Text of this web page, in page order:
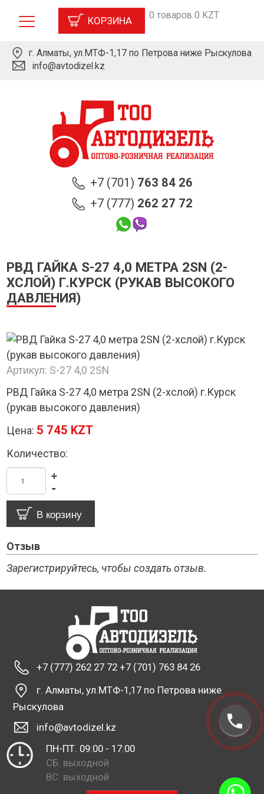
КОРЗИНА 0 товаров 0 KZT
г. Алматы, ул.МТФ-1,17 по Петрова ниже Рыскулова
info@avtodizel.kz
+7 (701) 763 84 26
+7 (777) 262 27 72
РВД ГАЙКА S-27 4,0 МЕТРА 2SN (2-
ХСЛОЙ) Г.КУРСК (РУКАВ ВЫСОКОГО
ДАВЛЕНИЯ)
Артикул: S-27 4,0 2SN
РВД Гайка S-27 4,0 метра 2SN (2-хслой) г.Курск
(рукав высокого давления)
Цена: 5 745 KZT
Количество:
-
+
Отзыв
Зарегистрируйтесь, чтобы создать отзыв.
+7 (777) 262 27 72 +7 (701) 763 84 26
г. Алматы, ул.МТФ-1,17 по Петрова ниже
Рыскулова
info@avtodizel.kz
ПН-ПТ. 09:00 - 17:00
СБ. выходной
ВС. выходной